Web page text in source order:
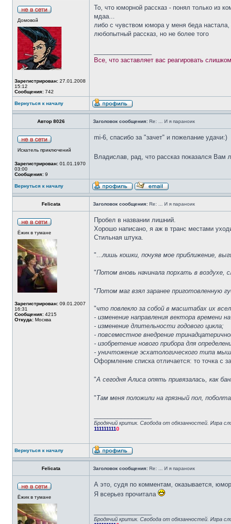
Домовой
Зарегистрирован: 27.01.2008
15:12
Сообщения: 742
То, что юморной рассказ - понял только из
мдаа...
либо с чувством юмора у меня беда настала,
любопытный рассказ, но не более того
Все, что заставляет вас реагировать
Вернуться к началу
Автор 8026 Заголовок сообщения: Re: ... И я параноик
Искатель приключений
Зарегистрирован: 01.01.1970
03:00
Сообщения: 9
mi-6, спасибо за "зачет" и пожелание удачи:)
Владислав, рад, что рассказ показался Вам
Вернуться к началу
Felicata Заголовок сообщения: Re: ... И я параноик
Ёжик в тумане
Зарегистрирован: 09.01.2007
16:31
Сообщения: 4215
Откуда: Москва
Пробел в названии лишний.
Хорошо написано, я аж в транс местами
Стильная штука.
"...лишь кошки, почуяв мое приближение,
"Потом вновь начинала порхать в воздухе,
"Потом маг взял заранее приготовленную
"что повлекло за собой в масштабах их
- изменение направления вектора времени
- изменение длительности годового цикла;
- повсеместное внедрение
- изобретение нового прибора для
- уничтожение эсхатологического типа
Оформление списка отличается: то точка с
"А сегодня Алиса опять привязалась, как
"Там меня положили на грязный пол,
Бродячий критик. Свобода от обязанностей. Игра
1111111110
Вернуться к началу
Felicata Заголовок сообщения: Re: ... И я параноик
Ёжик в тумане
А это, судя по комментам, оказывается,
Я всерьез прочитала
Бродячий критик. Свобода от обязанностей. Игра